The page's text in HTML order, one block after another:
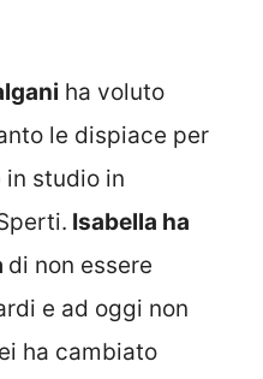
ha voluto
le dispiace per
studio in
Isabella ha
di non essere
e ad oggi non
ha cambiato